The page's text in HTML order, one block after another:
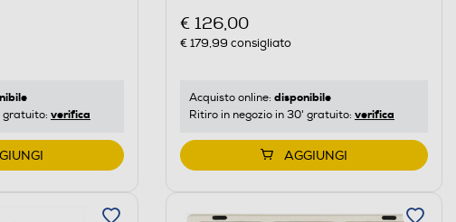
gratuito: verifica
€ 126,00
€ 179,99 consigliato
Acquisto online: disponibile
Ritiro in negozio in 30' gratuito: verifica
AGGIUNGI